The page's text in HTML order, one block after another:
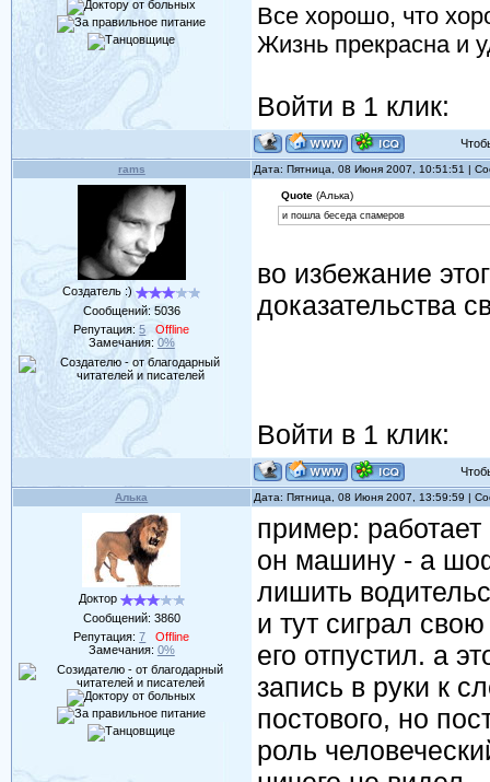
Все хорошо, что
Жизнь прекрасна и
Войти в 1 клик:
rams Дата: Пятница, 08 Июня 2007, 10:51:51 |
Создатель :)
Сообщений: 5036
Репутация:5
Offline
Замечания: 0%
Quote(Алька)
и пошла беседа спамеров
во избежание
доказательства
Войти в 1 клик:
Алька Дата: Пятница, 08 Июня 2007, 13:59:59 |
Доктор
Сообщений: 3860
Репутация:7
Offline
Замечания: 0%
пример:
он машину - а
лишить
и тут сиграл
его отпустил. а
запись в руки к
постового, но
роль